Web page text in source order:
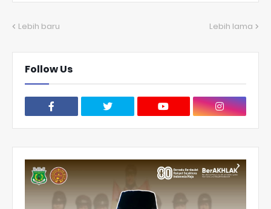
Lebih baru Lebih lama
Follow Us